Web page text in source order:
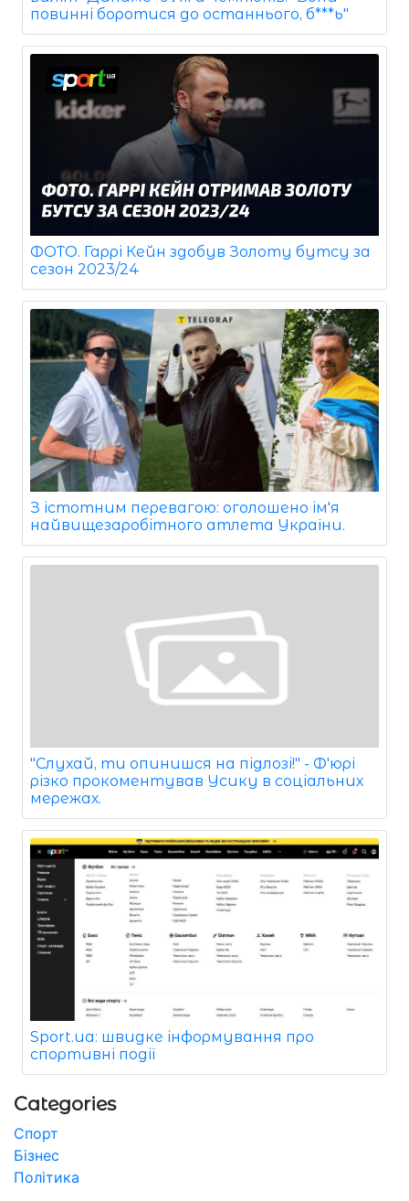
повинні боротися до останнього, б***ь"
ФОТО. Гаррі Кейн здобув Золоту бутсу за
сезон 2023/24
З істотним перевагою: оголошено ім'я
найвищезаробітного атлета України.
"Слухай, ти опинишся на підлозі!" - Ф'юрі
різко прокоментував Усику в соціальних
мережах.
Sport.ua: швидке інформування про
спортивні події
Categories
Спорт
Бізнес
Політика